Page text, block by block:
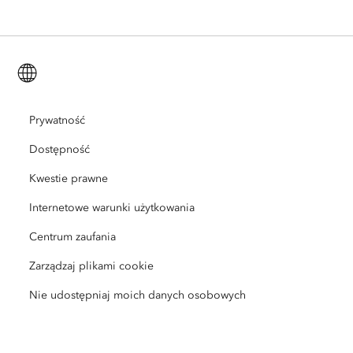
Sklep Esri
Badanie i testowanie prowadzone przez użytkowników
Sieć młodych specjalistów Esri
Wydarzenia
Szkolenia
ArcUser
ArcNews
Esri Press
Słownik GIS
Kariera
Open Vision
Kodeks prowadzenia działalności gospodarczej
Mapa witryny
ArcGIS for Student Use
Ochrona środowiska
Reagowanie na katastrofy i klęski żywiołowe
Edukacja
Równość rasowa
Prywatność
Dostępność
Kwestie prawne
Internetowe warunki użytkowania
Centrum zaufania
Zarządzaj plikami cookie
Nie udostępniaj moich danych osobowych